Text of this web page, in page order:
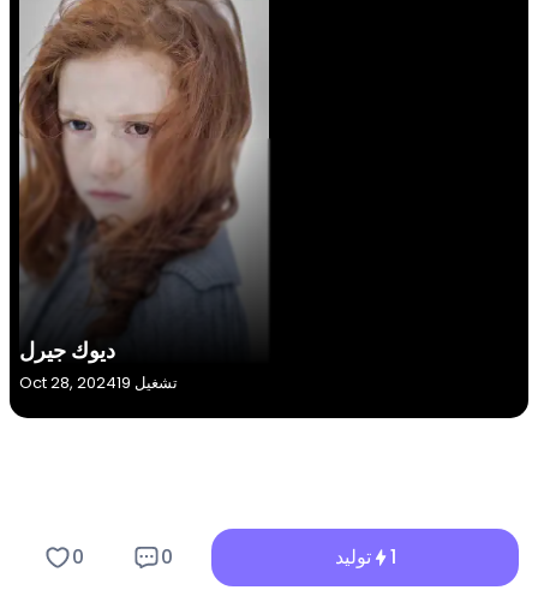
ديوك جيرل
Oct 28, 2024 19 تشغيل
الميزات الرئيسية لمرشح ديوك جيرل
0 0 توليد 1